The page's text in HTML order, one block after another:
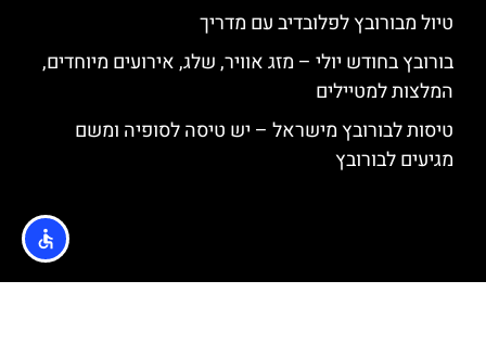
טיול מבורובץ לפלובדיב עם מדריך
בורובץ בחודש יולי – מזג אוויר, שלג, אירועים מיוחדים,
המלצות למטיילים
טיסות לבורובץ מישראל – יש טיסה לסופיה ומשם
מגיעים לבורובץ